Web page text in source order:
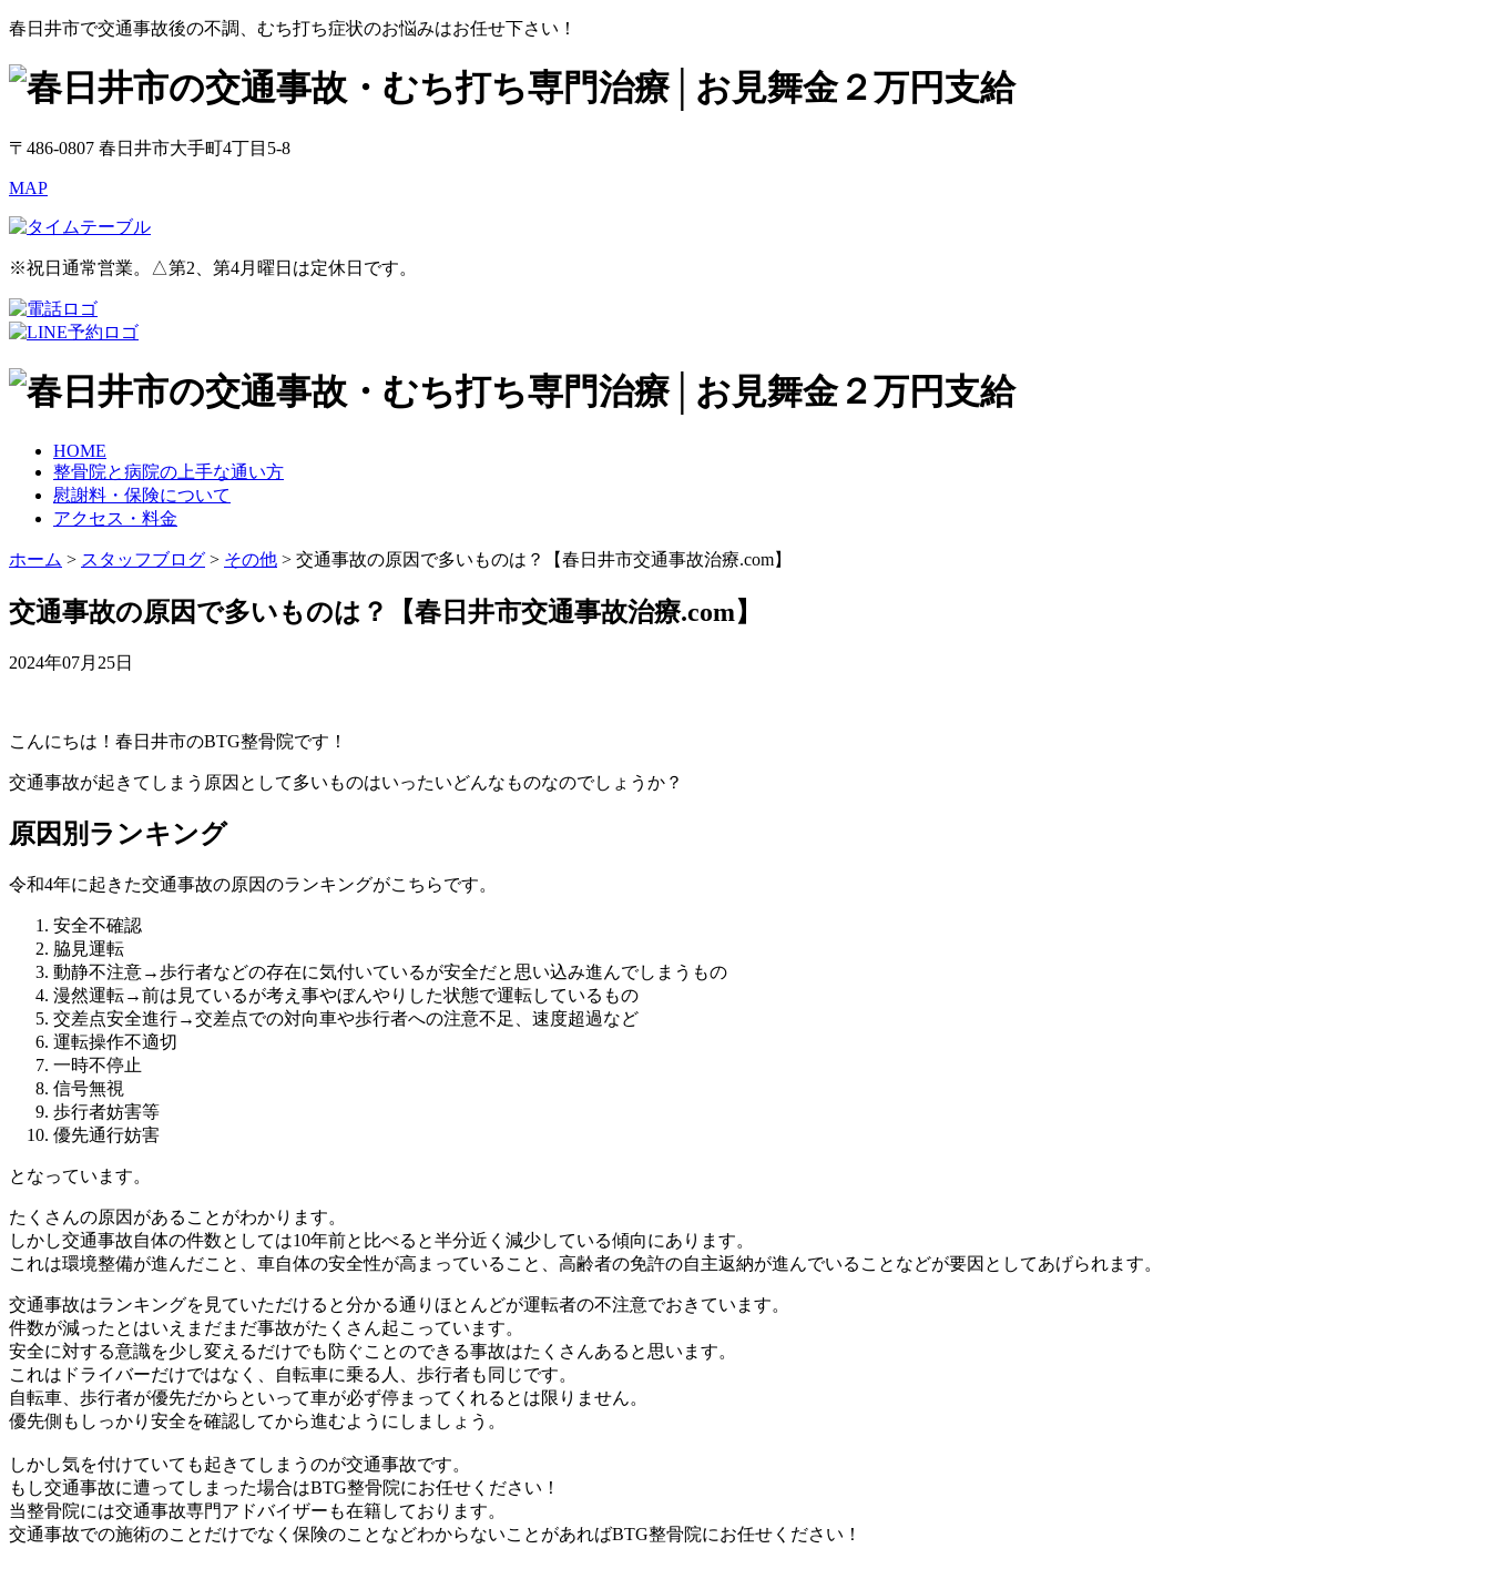
春日井市で交通事故後の不調、むち打ち症状のお悩みはお任せ下さい！
〒486-0807 春日井市大手町4丁目5-8
MAP
※祝日通常営業。△第2、第4月曜日は定休日です。
HOME
整骨院と病院の上手な通い方
慰謝料・保険について
アクセス・料金
ホーム > スタッフブログ > その他 > 交通事故の原因で多いものは？【春日井市交通事故治療.com】
交通事故の原因で多いものは？【春日井市交通事故治療.com】
2024年07月25日
こんにちは！春日井市のBTG整骨院です！
交通事故が起きてしまう原因として多いものはいったいどんなものなのでしょうか？
原因別ランキング
令和4年に起きた交通事故の原因のランキングがこちらです。
安全不確認
脇見運転
動静不注意→歩行者などの存在に気付いているが安全だと思い込み進んでしまうもの
漫然運転→前は見ているが考え事やぼんやりした状態で運転しているもの
交差点安全進行→交差点での対向車や歩行者への注意不足、速度超過など
運転操作不適切
一時不停止
信号無視
歩行者妨害等
優先通行妨害
となっています。
たくさんの原因があることがわかります。
しかし交通事故自体の件数としては10年前と比べると半分近く減少している傾向にあります。
これは環境整備が進んだこと、車自体の安全性が高まっていること、高齢者の免許の自主返納が進んでいることなどが要因としてあげられます。
交通事故はランキングを見ていただけると分かる通りほとんどが運転者の不注意でおきています。
件数が減ったとはいえまだまだ事故がたくさん起こっています。
安全に対する意識を少し変えるだけでも防ぐことのできる事故はたくさんあると思います。
これはドライバーだけではなく、自転車に乗る人、歩行者も同じです。
自転車、歩行者が優先だからといって車が必ず停まってくれるとは限りません。
優先側もしっかり安全を確認してから進むようにしましょう。
しかし気を付けていても起きてしまうのが交通事故です。
もし交通事故に遭ってしまった場合はBTG整骨院にお任せください！
当整骨院には交通事故専門アドバイザーも在籍しております。
交通事故での施術のことだけでなく保険のことなどわからないことがあればBTG整骨院にお任せください！